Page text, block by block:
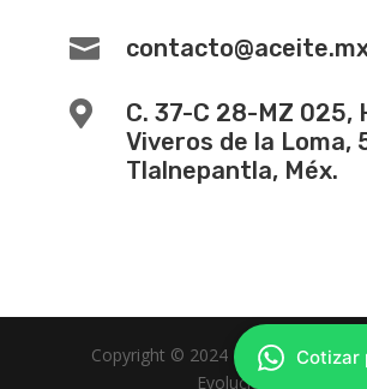


C. 37-C 28-MZ 025,
Viveros de la Loma,
Tlalnepantla, Méx.
Copyright © 2024 -
Diseño de
Evolucion Web MX
Cotizar